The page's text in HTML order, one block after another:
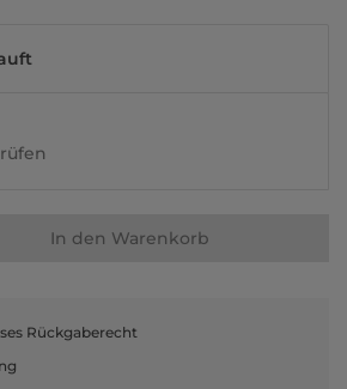
In den Warenkorb
Rückgaberecht